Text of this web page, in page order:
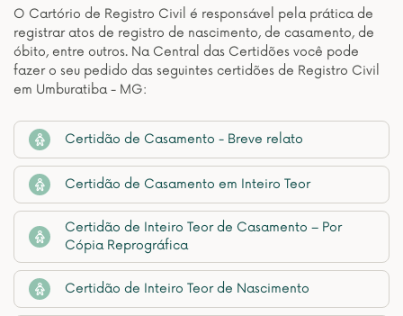
O Cartório de Registro Civil é responsável pela prática de
registrar atos de registro de nascimento, de casamento, de
óbito, entre outros. Na Central das Certidões você pode
fazer o seu pedido das seguintes certidões de Registro Civil
em Umburatiba - MG:
Certidão de Casamento - Breve relato
Certidão de Casamento em Inteiro Teor
Certidão de Inteiro Teor de Casamento – Por
Cópia Reprográfica
Certidão de Inteiro Teor de Nascimento